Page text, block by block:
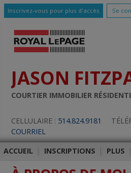
Inscrivez-vous pour plus d'accès Se
JASON
COURTIER IMMOBILIER
CELLULAIRE : 514.824.9181
COURRIEL
ACCUEIL INSCRIPTIONS PLUS